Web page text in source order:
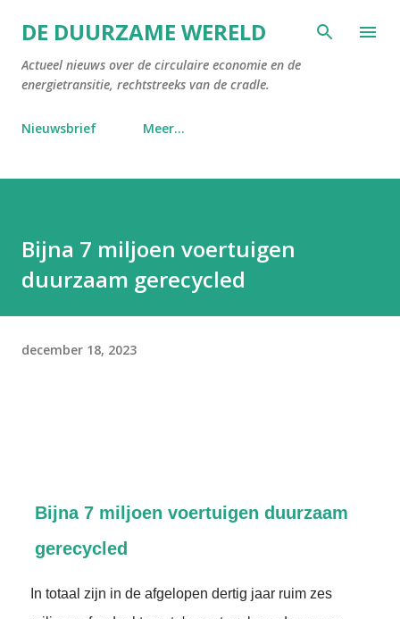
Doorgaan naar hoofdcontent
DE DUURZAME WERELD
Actueel nieuws over de circulaire economie en de
energietransitie, rechtstreeks van de cradle.
Nieuwsbrief Meer…
Bijna 7 miljoen voertuigen
duurzaam gerecycled
december 18, 2023
Bijna 7 miljoen voertuigen duurzaam
gerecycled
In totaal zijn in de afgelopen dertig jaar ruim zes